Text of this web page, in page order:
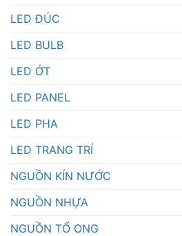
LED ĐÚC
LED BULB
LED ỚT
LED PANEL
LED PHA
LED TRANG TRÍ
NGUỒN KÍN NƯỚC
NGUỒN NHỰA
NGUỒN TỔ ONG